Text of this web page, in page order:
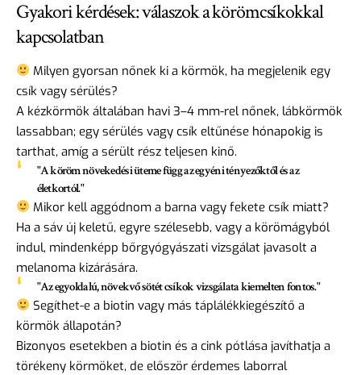
Gyakori kérdések: válaszok a körömcsíkokkal
kapcsolatban
Milyen gyorsan nőnek ki a körmök, ha megjelenik egy
csík vagy sérülés?
A kézkörmök általában havi 3–4 mm-rel nőnek, lábkörmök
lassabban; egy sérülés vagy csík eltűnése hónapokig is
tarthat, amíg a sérült rész teljesen kinő.
"A köröm növekedési üteme függ az egyéni tényezőktől és az
életkortól."
Mikor kell aggódnom a barna vagy fekete csík miatt?
Ha a sáv új keletű, egyre szélesebb, vagy a körömágyból
indul, mindenképp bőrgyógyászati vizsgálat javasolt a
melanoma kizárására.
"Az egyoldalú, növekvő sötét csíkok vizsgálata kiemelten fontos."
Segíthet-e a biotin vagy más táplálékkiegészítő a
körmök állapotán?
Bizonyos esetekben a biotin és a cink pótlása javíthatja a
törékeny körmöket, de először érdemes laborral